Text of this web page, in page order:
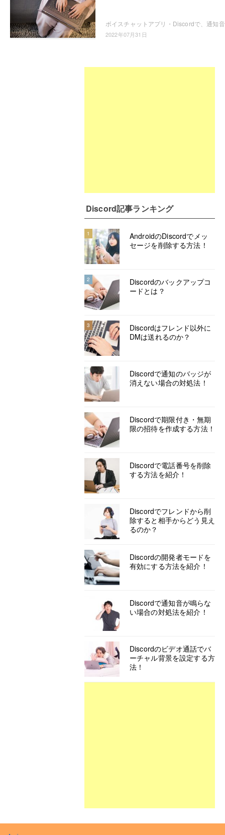
ボイスチャッ
2022年07月31日
Discord記事ランキング
1
AndroidのDiscordでメッ
セージを削除する方法！
2
Discordのバックアップコ
ードとは？
3
Discordはフレンド以外に
DMは送れるのか？
Discordで通知のバッジが
消えない場合の対処法！
Discordで期限付き・無期
限の招待を作成する方法！
Discordで電話番号を削除
する方法を紹介！
Discordでフレンドから削
除すると相手からどう見え
るのか？
Discordの開発者モードを
有効にする方法を紹介！
Discordで通知音が鳴らな
い場合の対処法を紹介！
Discordのビデオ通話でバ
ーチャル背景を設定する方
法！